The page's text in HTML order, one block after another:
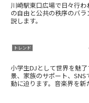
川崎駅東口広場で日々行
の自由と公共の秩序のバ
説します。
トレンド
小学生DJとして世界を魅
景、家族のサポート、
動に迫ります。音楽界を新